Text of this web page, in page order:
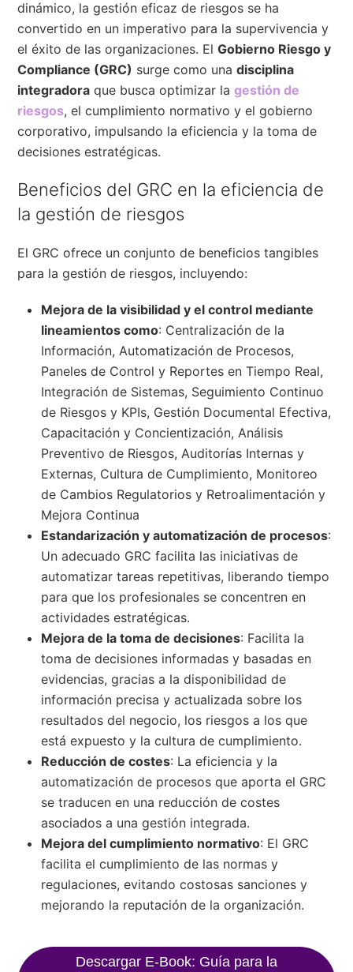
dinámico, la gestión eficaz de riesgos se ha
convertido en un imperativo para la supervivencia y
el éxito de las organizaciones. ElGobierno Riesgo y
Compliance (GRC) surge como unadisciplina
integradora que busca optimizar lagestión de
riesgos, el cumplimiento normativo y el gobierno
corporativo, impulsando la eficiencia y la toma de
decisiones estratégicas.
Beneficios del GRC en la eficiencia de
la gestión de riesgos
El GRC ofrece un conjunto de beneficios tangibles
para la gestión de riesgos, incluyendo:
Mejora de la visibilidad y el control mediante
lineamientos como: Centralización de la
Información, Automatización de Procesos,
Paneles de Control y Reportes en Tiempo Real,
Integración de Sistemas, Seguimiento Continuo
de Riesgos y KPIs, Gestión Documental Efectiva,
Capacitación y Concientización, Análisis
Preventivo de Riesgos, Auditorías Internas y
Externas, Cultura de Cumplimiento, Monitoreo
de Cambios Regulatorios y Retroalimentación y
Mejora Continua
Estandarización y automatización de procesos:
Un adecuado GRC facilita las iniciativas de
automatizar tareas repetitivas, liberando tiempo
para que los profesionales se concentren en
actividades estratégicas.
Mejora de la toma de decisiones: Facilita la
toma de decisiones informadas y basadas en
evidencias, gracias a la disponibilidad de
información precisa y actualizada sobre los
resultados del negocio, los riesgos a los que
está expuesto y la cultura de cumplimiento.
Reducción de costes: La eficiencia y la
automatización de procesos que aporta el GRC
se traducen en una reducción de costes
asociados a una gestión integrada.
Mejora del cumplimiento normativo: El GRC
facilita el cumplimiento de las normas y
regulaciones, evitando costosas sanciones y
mejorando la reputación de la organización.
Descargar E-Book: Guía para la